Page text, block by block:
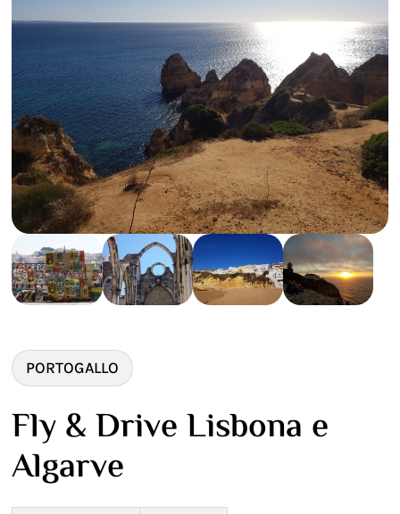
PORTOGALLO
Fly & Drive Lisbona e
Algarve